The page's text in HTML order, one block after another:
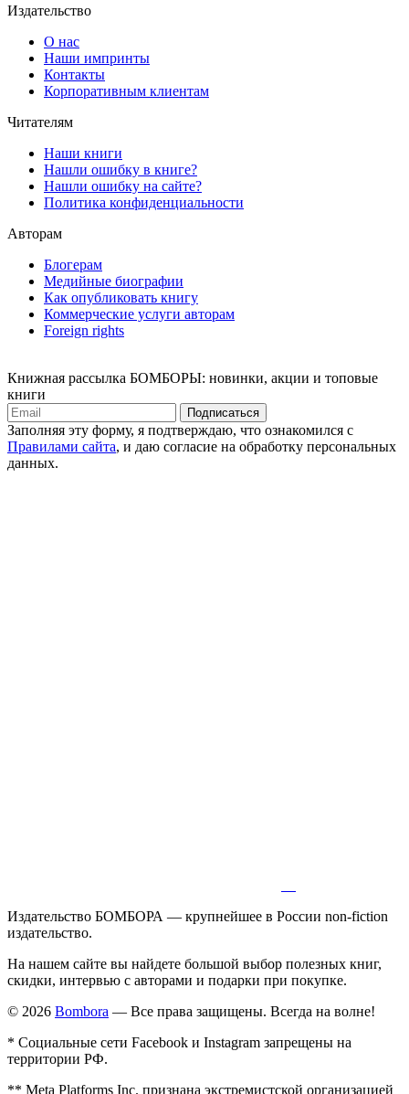
Издательство
О нас
Наши импринты
Контакты
Корпоративным клиентам
Читателям
Наши книги
Нашли ошибку в книге?
Нашли ошибку на сайте?
Политика конфиденциальности
Авторам
Блогерам
Медийные биографии
Как опубликовать книгу
Коммерческие услуги авторам
Foreign rights
Книжная рассылка БОМБОРЫ: новинки, акции и топовые
книги
Подписаться
Заполняя эту форму, я подтверждаю, что ознакомился с
Правилами сайта, и даю согласие на обработку персональных
данных.
Издательство БОМБОРА — крупнейшее в России non-fiction
издательство.
На нашем сайте вы найдете большой выбор полезных книг,
скидки, интервью с авторами и подарки при покупке.
© 2026 Bombora — Все права защищены. Всегда на волне!
* Социальные сети Facebook и Instagram запрещены на
территории РФ.
** Meta Platforms Inc. признана экстремистской организацией